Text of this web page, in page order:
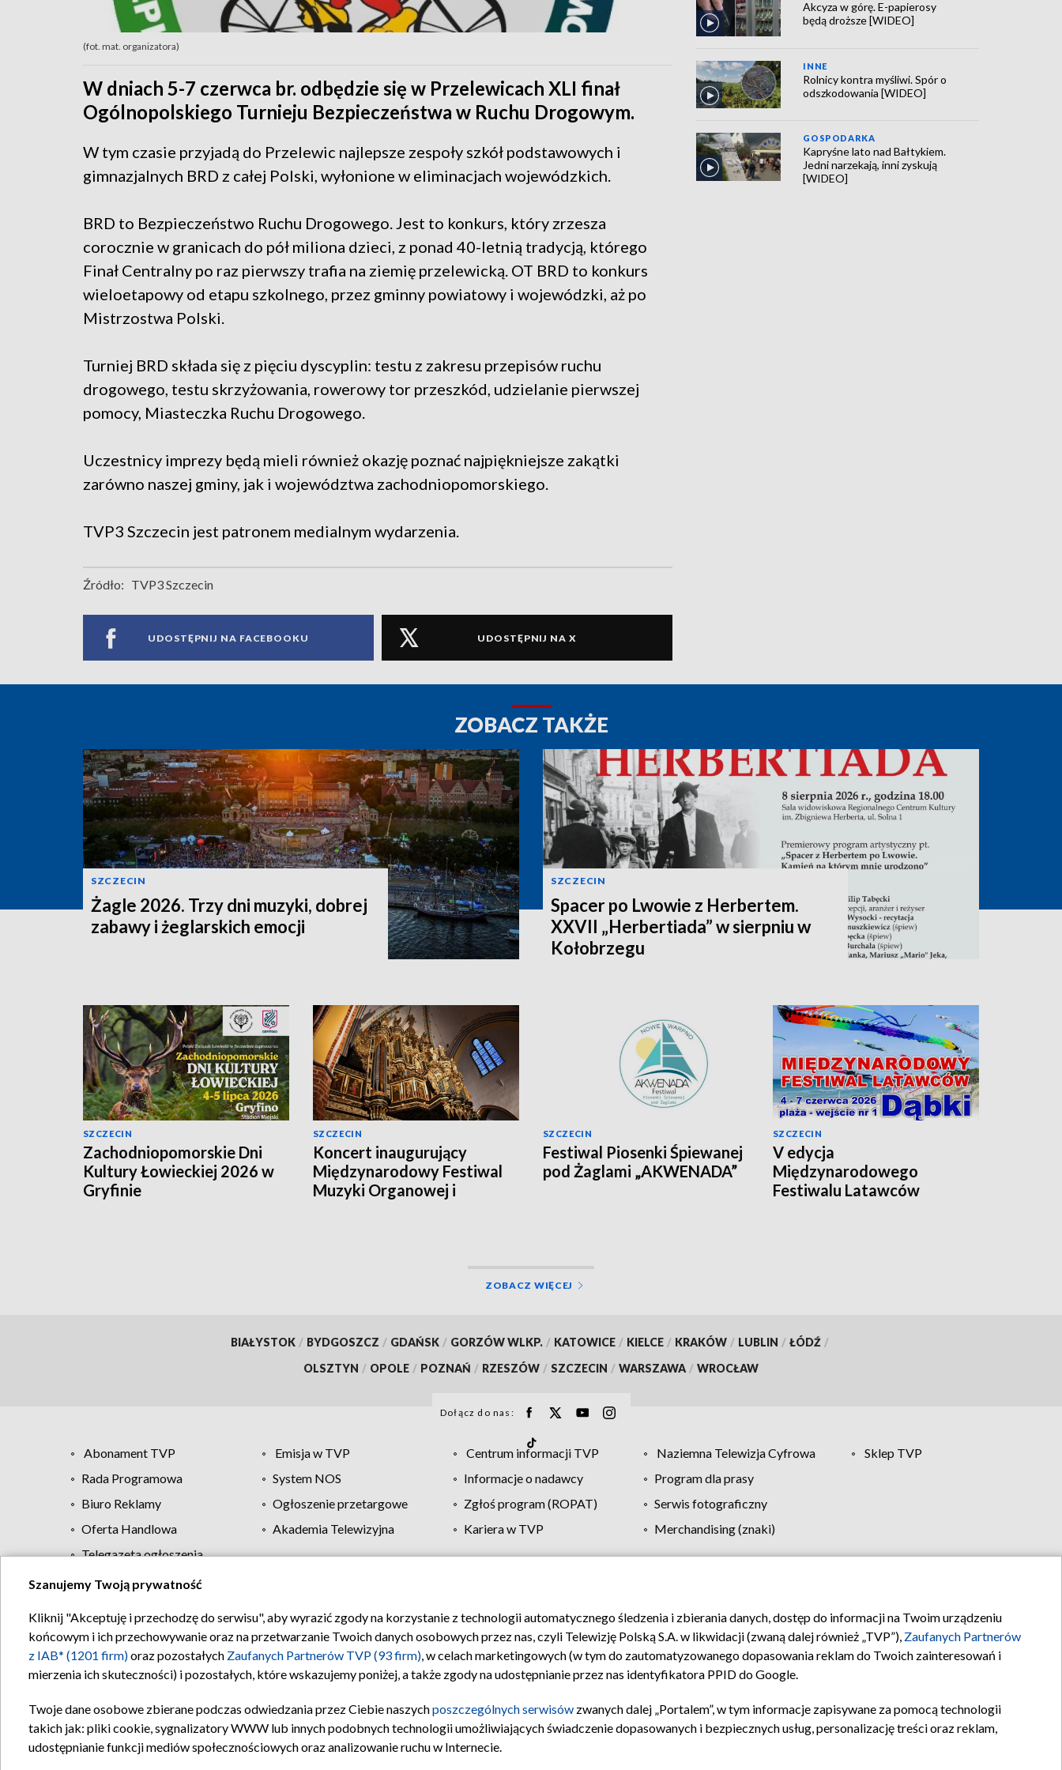
(fot. mat. organizatora)
W dniach 5-7 czerwca br. odbędzie się w Przelewicach XLI finał
Ogólnopolskiego Turnieju Bezpieczeństwa w Ruchu Drogowym.
W tym czasie przyjadą do Przelewic najlepsze zespoły szkół podstawowych i
gimnazjalnych BRD z całej Polski, wyłonione w eliminacjach wojewódzkich.
BRD to Bezpieczeństwo Ruchu Drogowego. Jest to konkurs, który zrzesza
corocznie w granicach do pół miliona dzieci, z ponad 40-letnią tradycją, którego
Finał Centralny po raz pierwszy trafia na ziemię przelewicką. OT BRD to konkurs
wieloetapowy od etapu szkolnego, przez gminny powiatowy i wojewódzki, aż po
Mistrzostwa Polski.
Turniej BRD składa się z pięciu dyscyplin: testu z zakresu przepisów ruchu
drogowego, testu skrzyżowania, rowerowy tor przeszkód, udzielanie pierwszej
pomocy, Miasteczka Ruchu Drogowego.
Uczestnicy imprezy będą mieli również okazję poznać najpiękniejsze zakątki
zarówno naszej gminy, jak i województwa zachodniopomorskiego.
TVP3 Szczecin jest patronem medialnym wydarzenia.
Źródło: TVP3 Szczecin
UDOSTĘPNIJ NA FACEBOOKU UDOSTĘPNIJ NA X
Akcyza w górę. E-papierosy
będą droższe [WIDEO]
INNE
Rolnicy kontra myśliwi. Spór o
odszkodowania [WIDEO]
GOSPODARKA
Kapryśne lato nad Bałtykiem.
Jedni narzekają, inni zyskują
[WIDEO]
ZOBACZ TAKŻE
SZCZECIN
Żagle 2026. Trzy dni muzyki, dobrej
zabawy i żeglarskich emocji
SZCZECIN
Spacer po Lwowie z Herbertem.
XXVII „Herbertiada” w sierpniu w
Kołobrzegu
SZCZECIN
Zachodniopomorskie Dni
Kultury Łowieckiej 2026 w
Gryfinie
SZCZECIN
Koncert inaugurujący
Międzynarodowy Festiwal
Muzyki Organowej i
SZCZECIN
Festiwal Piosenki Śpiewanej
pod Żaglami „AKWENADA”
SZCZECIN
V edycja
Międzynarodowego
Festiwalu Latawców
ZOBACZ WIĘCEJ
BIAŁYSTOK / BYDGOSZCZ / GDAŃSK / GORZÓW WLKP. / KATOWICE / KIELCE / KRAKÓW / LUBLIN / ŁÓDŹ /
OLSZTYN / OPOLE / POZNAŃ / RZESZÓW / SZCZECIN / WARSZAWA / WROCŁAW
Dołącz do nas:
Abonament TVP Emisja w TVP Centrum informacji TVP Naziemna Telewizja Cyfrowa
Sklep TVP
Rada Programowa
System NOS Informacje o nadawcy
Program dla prasy
Biuro Reklamy
Ogłoszenie przetargowe Zgłoś program (ROPAT)
Serwis fotograficzny
Oferta Handlowa
Akademia Telewizyjna Kariera w TVP
Merchandising (znaki)
Telegazeta ogłoszenia
Regulamin TVP Polityka prywatności Moje zgody Pomoc Biuro reklamy Kontakt
Szanujemy Twoją prywatność
Kliknij "Akceptuję i przechodzę do serwisu", aby wyrazić zgody na korzystanie z technologii automatycznego śledzenia i zbierania danych, dostęp do informacji na Twoim urządzeniu
końcowym i ich przechowywanie oraz na przetwarzanie Twoich danych osobowych przez nas, czyli Telewizję Polską S.A. w likwidacji (zwaną dalej również „TVP”), Zaufanych Partnerów
z IAB* (1201 firm)oraz pozostałych Zaufanych Partnerów TVP (93 firm), w celach marketingowych (w tym do zautomatyzowanego dopasowania reklam do Twoich zainteresowań i
mierzenia ich skuteczności) i pozostałych, które wskazujemy poniżej, a także zgody na udostępnianie przez nas identyfikatora PPID do Google.
Twoje dane osobowe zbierane podczas odwiedzania przez Ciebie naszychposzczególnych serwisów zwanych dalej „Portalem”, w tym informacje zapisywane za pomocą technologii
takich jak: pliki cookie, sygnalizatory WWW lub innych podobnych technologii umożliwiających świadczenie dopasowanych i bezpiecznych usług, personalizację treści oraz reklam,
udostępnianie funkcji mediów społecznościowych oraz analizowanie ruchu w Internecie.